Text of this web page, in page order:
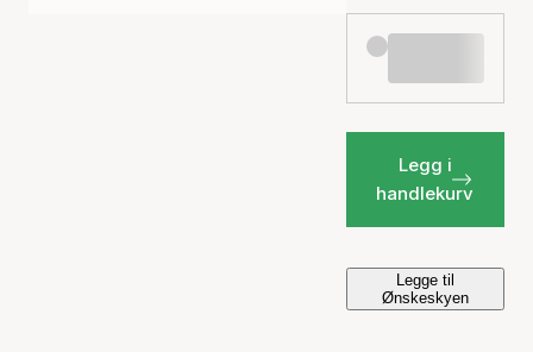
Legg i
handlekurv
Legge til
Ønskeskyen